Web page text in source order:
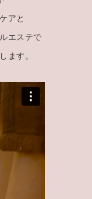
アと
エステで
ます。